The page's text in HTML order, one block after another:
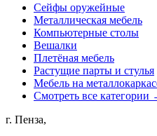
Сейфы оружейные
Металлическая мебель
Компьютерные столы
Вешалки
Плетёная мебель
Растущие парты и стулья
Мебель на
Смотреть все категории
г. Пенза,